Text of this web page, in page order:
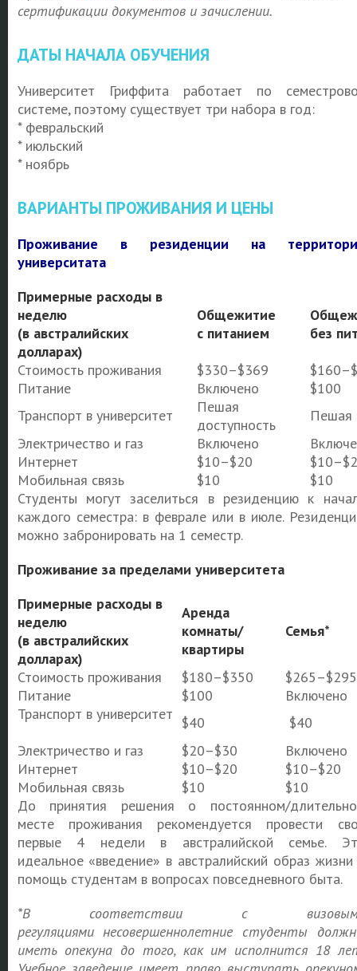
сертификации документов и зачислении.
ДАТЫ НАЧАЛА ОБУЧЕНИЯ
Университет Гриффита работает по
системе, поэтому существует три набора в год:
* февральский
* июльский
* ноябрь
ВАРИАНТЫ ПРОЖИВАНИЯ И ЦЕНЫ
Проживание в резиденции на
университата
Примерные расходы в
неделю
(в австралийских
долларах)
Общежитие
с питанием
без
Стоимость проживания
$330–$369
Питание
Включено
$100
Транспорт в университет
Пешая
доступность
Пешая
Электричество и газ
Включено
Интернет
$10–$20
Мобильная связь
$10
$10
Студенты могут заселиться в резиденцию к
каждого семестра: в феврале или в июле.
можно забронировать на 1 семестр.
Проживание за пределами университета
Примерные расходы в
неделю
(в австралийских
долларах)
Аренда
комнаты/
квартиры
Семья*
Стоимость проживания $180–$350
$265–$295
Питание
$100
Включено
Транспорт в университет $40
$40
Электричество и газ
$20–$30
Включено
Интернет
$10–$20
$10–$20
Мобильная связь
$10
$10
До принятия решения о постоянном/
месте проживания рекомендуется провести
первые 4 недели в австралийской семье.
идеальное «введение» в австралийский образ
помощь студентам в вопросах повседневного быта.
*В соответствии с
регуляцияминесовершеннолетние студенты
иметь опекуна до того, как им исполнится 18